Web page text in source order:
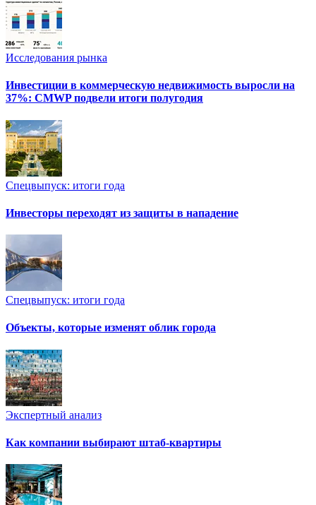
Исследования рынка
Инвестиции в коммерческую недвижимость выросли на
37%: CMWP подвели итоги полугодия
Спецвыпуск: итоги года
Инвесторы переходят из защиты в нападение
Спецвыпуск: итоги года
Объекты, которые изменят облик города
Экспертный анализ
Как компании выбирают штаб-квартиры